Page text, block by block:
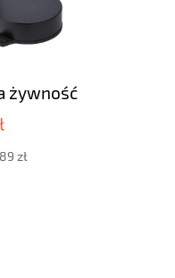
żywność
zł